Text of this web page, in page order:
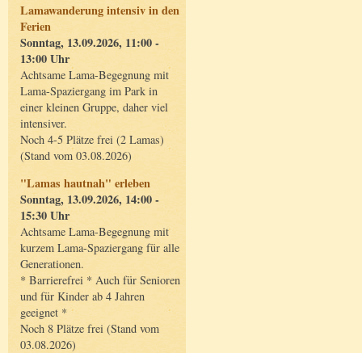
Lamawanderung intensiv in den
Ferien
Sonntag, 13.09.2026, 11:00 -
13:00 Uhr
Achtsame Lama-Begegnung mit
Lama-Spaziergang im Park in
einer kleinen Gruppe, daher viel
intensiver.
Noch 4-5 Plätze frei (2 Lamas)
(Stand vom 03.08.2026)
"Lamas hautnah" erleben
Sonntag, 13.09.2026, 14:00 -
15:30 Uhr
Achtsame Lama-Begegnung mit
kurzem Lama-Spaziergang für alle
Generationen.
* Barrierefrei * Auch für Senioren
und für Kinder ab 4 Jahren
geeignet *
Noch 8 Plätze frei (Stand vom
03.08.2026)